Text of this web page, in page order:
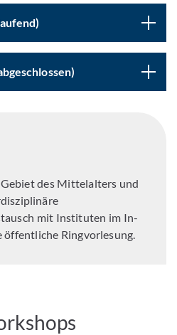
des Mittelalters und
mit Instituten im In-
öffentliche Ringvorlesung.